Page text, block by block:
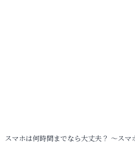
スマホは何時間までなら大丈夫？ ～ス